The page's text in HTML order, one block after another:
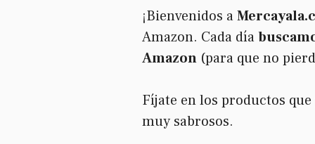
¡Bienvenidos a
Amazon. Cada día
Amazon (para que no
Fíjate en los productos que
muy sabrosos.